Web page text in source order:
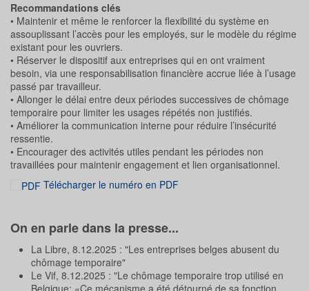
Recommandations clés
• Maintenir et même le renforcer la flexibilité du système en
assouplissant l’accès pour les employés, sur le modèle du régime
existant pour les ouvriers.
• Réserver le dispositif aux entreprises qui en ont vraiment
besoin, via une responsabilisation financière accrue liée à l’usage
passé par travailleur.
• Allonger le délai entre deux périodes successives de chômage
temporaire pour limiter les usages répétés non justifiés.
• Améliorer la communication interne pour réduire l’insécurité
ressentie.
• Encourager des activités utiles pendant les périodes non
travaillées pour maintenir engagement et lien organisationnel.
Télécharger le numéro en PDF
On en parle dans la presse...
La Libre, 8.12.2025 : "Les entreprises belges abusent du
chômage temporaire"
Le Vif, 8.12.2025 : "Le chômage temporaire trop utilisé en
Belgique: «Ce mécanisme a été détourné de sa fonction